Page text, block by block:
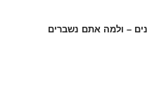
– ולמה אתם נשברים